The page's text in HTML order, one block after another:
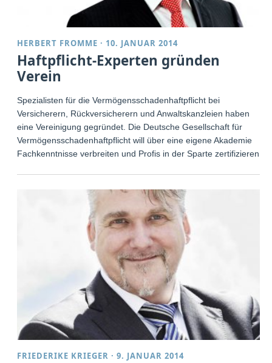
HERBERT FROMME · 10. JANUAR 2014
Haftpflicht-Experten gründen
Verein
Spezialisten für die Vermögensschadenhaftpflicht bei
Versicherern, Rückversicherern und Anwaltskanzleien haben
eine Vereinigung gegründet. Die Deutsche Gesellschaft für
Vermögensschadenhaftpflicht will über eine eigene Akademie
Fachkenntnisse verbreiten und Profis in der Sparte zertifizieren.
FRIEDERIKE KRIEGER ·9. JANUAR 2014